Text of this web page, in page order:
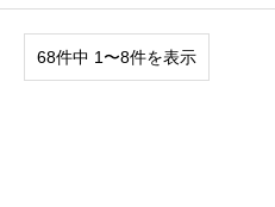
68件中 1〜8件を表示